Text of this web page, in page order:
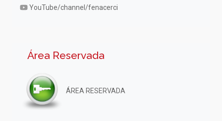
YouTube/channel/fenacerci
Área Reservada
ÁREA RESERVADA